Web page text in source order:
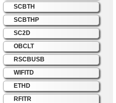
SCBTH
SCBTHP
SC2D
OBCLT
RSCBUSB
WIFITD
ETHD
RFITR